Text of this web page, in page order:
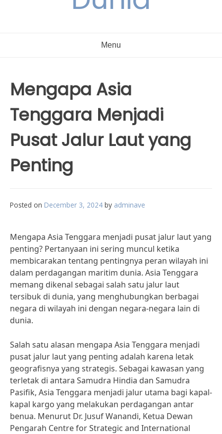
Menu
Mengapa Asia
Tenggara Menjadi
Pusat Jalur Laut yang
Penting
Posted on December 3, 2024 by adminave
Mengapa Asia Tenggara menjadi pusat jalur laut yang
penting? Pertanyaan ini sering muncul ketika
membicarakan tentang pentingnya peran wilayah ini
dalam perdagangan maritim dunia. Asia Tenggara
memang dikenal sebagai salah satu jalur laut
tersibuk di dunia, yang menghubungkan berbagai
negara di wilayah ini dengan negara-negara lain di
dunia.
Salah satu alasan mengapa Asia Tenggara menjadi
pusat jalur laut yang penting adalah karena letak
geografisnya yang strategis. Sebagai kawasan yang
terletak di antara Samudra Hindia dan Samudra
Pasifik, Asia Tenggara menjadi jalur utama bagi kapal-
kapal kargo yang melakukan perdagangan antar
benua. Menurut Dr. Jusuf Wanandi, Ketua Dewan
Pengarah Centre for Strategic and International